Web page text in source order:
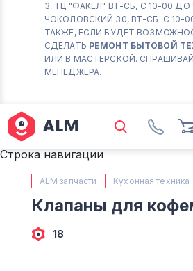
3, ТЦ "ФАКЕЛ" ВТ-СБ, С 10-00 ДО
ЧОКОЛОВСКИЙ 30, ВТ-СБ. С 10-
ТАКЖЕ, ЕСЛИ БУДЕТ
СДЕЛАТЬ РЕМОНТ БЫТОВОЙ
ИЛИ В МАСТЕРСКОЙ.
МЕНЕДЖЕРА.
Соломенский район
СБ. с 10-00 до 18-00
(098) 672 76 42
(063) 722 37 14
М. ХАРЬКОВСКАЯ -
(067) 385 27 70
(063) 527 27 00
(044) 332 76 42
КАРТА
Строка навигации
ALM запчасти Кухонная техника
Клапаны для
18